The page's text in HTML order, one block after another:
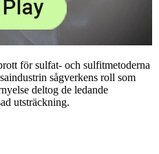
för sulfat- och sulfitmetoderna
sågverkens roll som
deltog de ledande
utsträckning.